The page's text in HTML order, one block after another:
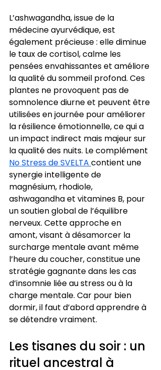
L’ashwagandha, issue de la
médecine ayurvédique, est
également précieuse : elle diminue
le taux de cortisol, calme les
pensées envahissantes et améliore
la qualité du sommeil profond. Ces
plantes ne provoquent pas de
somnolence diurne et peuvent être
utilisées en journée pour améliorer
la résilience émotionnelle, ce qui a
un impact indirect mais majeur sur
la qualité des nuits. Le complément
No Stress de SVELTA contient une
synergie intelligente de
magnésium, rhodiole,
ashwagandha et vitamines B, pour
un soutien global de l’équilibre
nerveux. Cette approche en
amont, visant à désamorcer la
surcharge mentale avant même
l’heure du coucher, constitue une
stratégie gagnante dans les cas
d’insomnie liée au stress ou à la
charge mentale. Car pour bien
dormir, il faut d’abord apprendre à
se détendre vraiment.
Les tisanes du soir : un
rituel ancestral à